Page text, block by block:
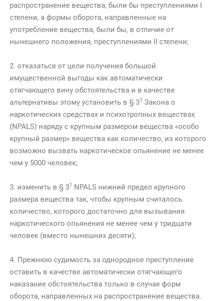
распространение вещества, были бы преступлениями I
степени, а формы оборота, направленные на
употребление вещества, были бы, в отличие от
нынешнего положения, преступлениями II степени;
2. отказаться от цели получения большой
имущественной выгоды как автоматически
отягчающего вину обстоятельства и в качестве
альтернативы этому установить в § 31 Закона о
наркотических средствах и психотропных веществах
(NPALS) наряду с крупным размером вещества «особо
крупный размер» вещества как количество, из которого
возможно вызвать наркотическое опьянение не менее
чем у 5000 человек;
3. изменить в § 31 NPALS нижний предел крупного
размера вещества так, чтобы крупным считалось
количество, которого достаточно для вызывания
наркотического опьянения не менее чем у тридцати
человек (вместо нынешних десяти);
4. Прежнюю судимость за однородное преступление
оставить в качестве автоматически отягчающего
наказание обстоятельства только в случае форм
оборота, направленных на распространение вещества.